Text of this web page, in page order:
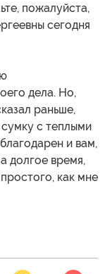
пожалуйста,
сегодня
дела. Но,
раньше,
с теплыми
и вам,
долгое время,
как мне